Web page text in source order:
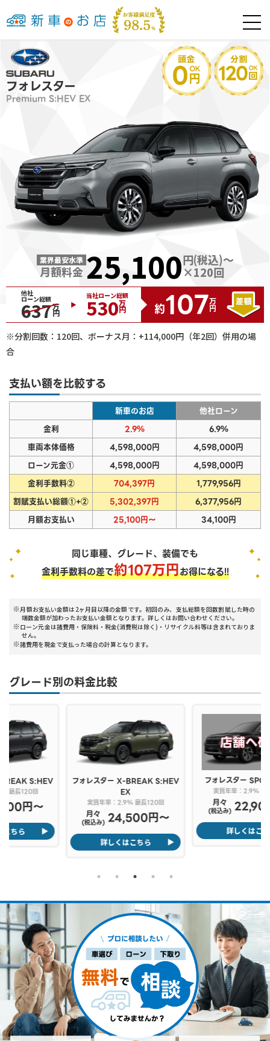
フォレスター
Premium S:HEV EX
業界最安水準
月額料金 25,100円(税込)～
×120回
他社
ローン総額
637万円
当社ローン総額
530万円 約107万円
※分割回数： 120回、ボーナス月：+114,000円（年2回）併用の場
合
支払い額を比較する
新車のお店
他社ローン
金利
2.9%
6.9%
車両本体価格
4,598,000円
4,598,000円
ローン元金①
4,598,000円
4,598,000円
金利手数料②
704,397円
1,779,956円
割賦支払い総額①+②
5,302,397円
6,377,956円
月額お支払い
25,100円～ 34,100円
同じ車種、グレード、装備でも
金利手数料の差で約107万円お得になる!!
月額お支払い金額は2ヶ月目以降の金額です。初回のみ、支払総額を回数割賦した時の
端数金額が加わったお支払い金額となります。詳しくはお問い合わせください。
ローン元金は諸費用・保険料・税金(消費税は除く)・リサイクル料等は含まれておりま
せん。
諸費用を現金で支払った場合の計算となります。
グレード別の料金比較
フォレスター
X-BREAK S:HEV
実質年率：2.9% 最長120回
月々
(税込み) 24,500円〜
詳しくはこちら
フォレスター SPORT ＥＸ
実質年率：2.9% 最長120回
月々
(税込み) 22,900円〜
詳しくはこちら